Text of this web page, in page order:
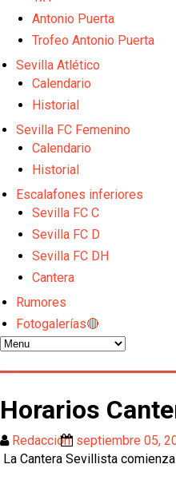
Juanlu de vuelta a
El Granada negocia con
El Sevilla mueve ficha
Antonio Puerta
Trofeo Antonio Puerta
Sevilla Atlético
Calendario
Historial
Sevilla FC Femenino
Calendario
Historial
Escalafones inferiores
Sevilla FC C
Sevilla FC D
Sevilla FC DH
Cantera
Rumores
Fotogalerías🔴
Horarios
Redacción septiembre 05,
La Cantera Sevillista